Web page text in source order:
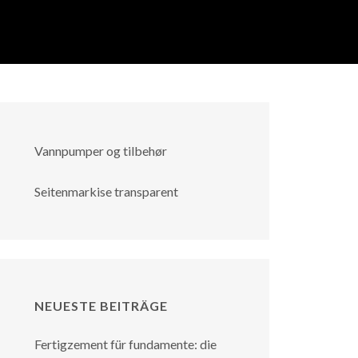
Vannpumper og tilbehør
Seitenmarkise transparent
NEUESTE BEITRÄGE
Fertigzement für fundamente: die